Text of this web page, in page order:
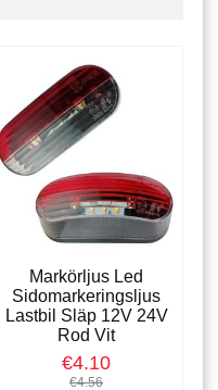
Markörljus Led
Sidomarkeringsljus
Lastbil Släp 12V 24V
Rod Vit
€4.10
€4.56